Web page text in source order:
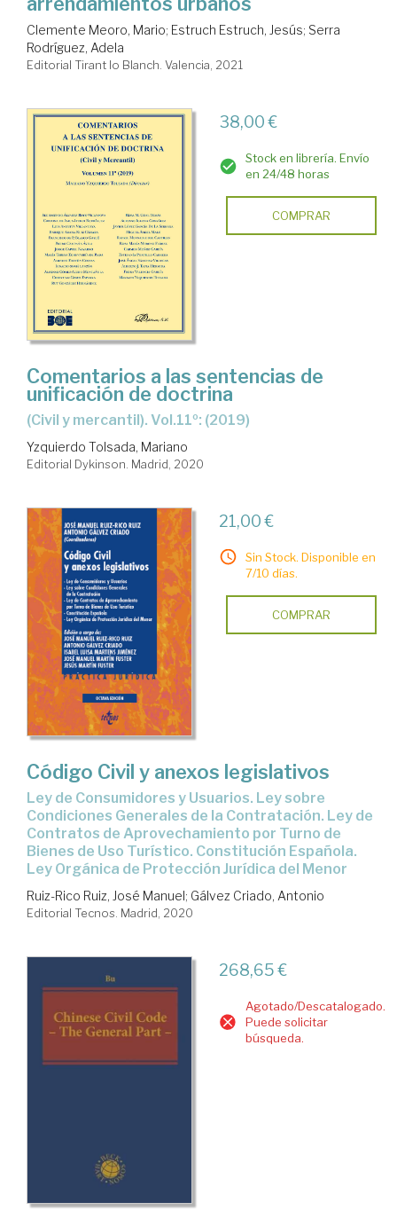
Clemente Meoro, Mario; Estruch Estruch, Jesús; Serra
Rodríguez, Adela
Editorial Tirant lo Blanch. Valencia, 2021
38,00 €
Stock en librería. Envío
en 24/48 horas
COMPRAR
Comentarios a las sentencias de
unificación de doctrina
(Civil y mercantil). Vol.11º: (2019)
Yzquierdo Tolsada, Mariano
Editorial Dykinson. Madrid, 2020
21,00 €
Sin Stock. Disponible en
7/10 días.
COMPRAR
Código Civil y anexos legislativos
Ley de Consumidores y Usuarios. Ley sobre
Condiciones Generales de la Contratación. Ley de
Contratos de Aprovechamiento por Turno de
Bienes de Uso Turístico. Constitución Española.
Ley Orgánica de Protección Jurídica del Menor
Ruiz-Rico Ruiz, José Manuel; Gálvez Criado, Antonio
Editorial Tecnos. Madrid, 2020
268,65 €
Agotado/Descatalogado.
Puede solicitar
búsqueda.